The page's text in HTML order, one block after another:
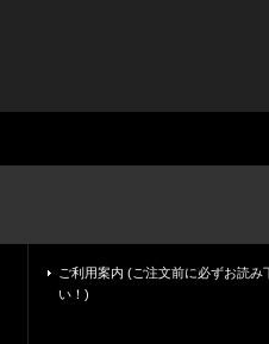
ご利用案内 (ご注文前に必ずお読み
い！)